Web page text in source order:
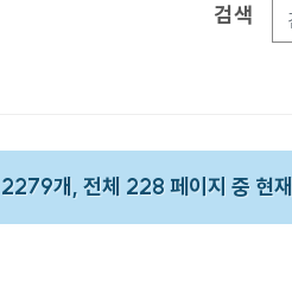
검색
개, 전체 228 페이지 중 현